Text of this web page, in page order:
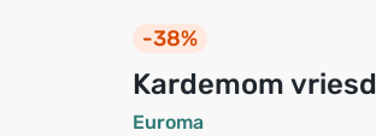
-38%
Kardemom
Euroma